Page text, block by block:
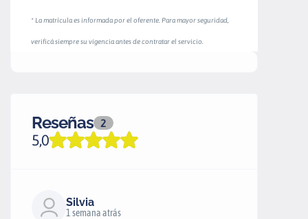
* La matrícula es informada por el oferente. Para mayor seguridad,
verificá siempre su vigencia antes de contratar el servicio.
Reseñas 2
5,0
Silvia
1 semana atrás